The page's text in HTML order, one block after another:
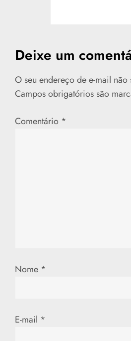
Deixe um
O seu endereço de e-mail
Campos obrigatórios são
Comentário *
Nome *
E-mail *